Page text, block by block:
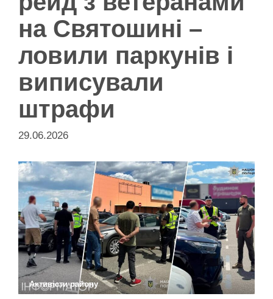
на Святошині –
ловили паркунів і
виписували
штрафи
29.06.2026
Активісти району